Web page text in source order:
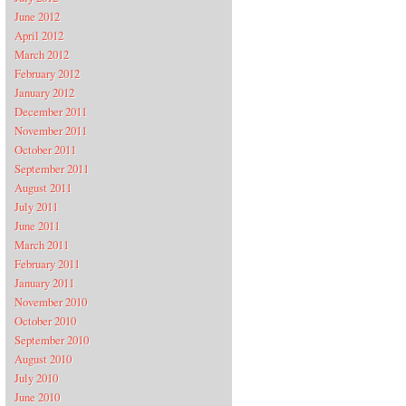
June 2012
April 2012
March 2012
February 2012
January 2012
December 2011
November 2011
October 2011
September 2011
August 2011
July 2011
June 2011
March 2011
February 2011
January 2011
November 2010
October 2010
September 2010
August 2010
July 2010
June 2010